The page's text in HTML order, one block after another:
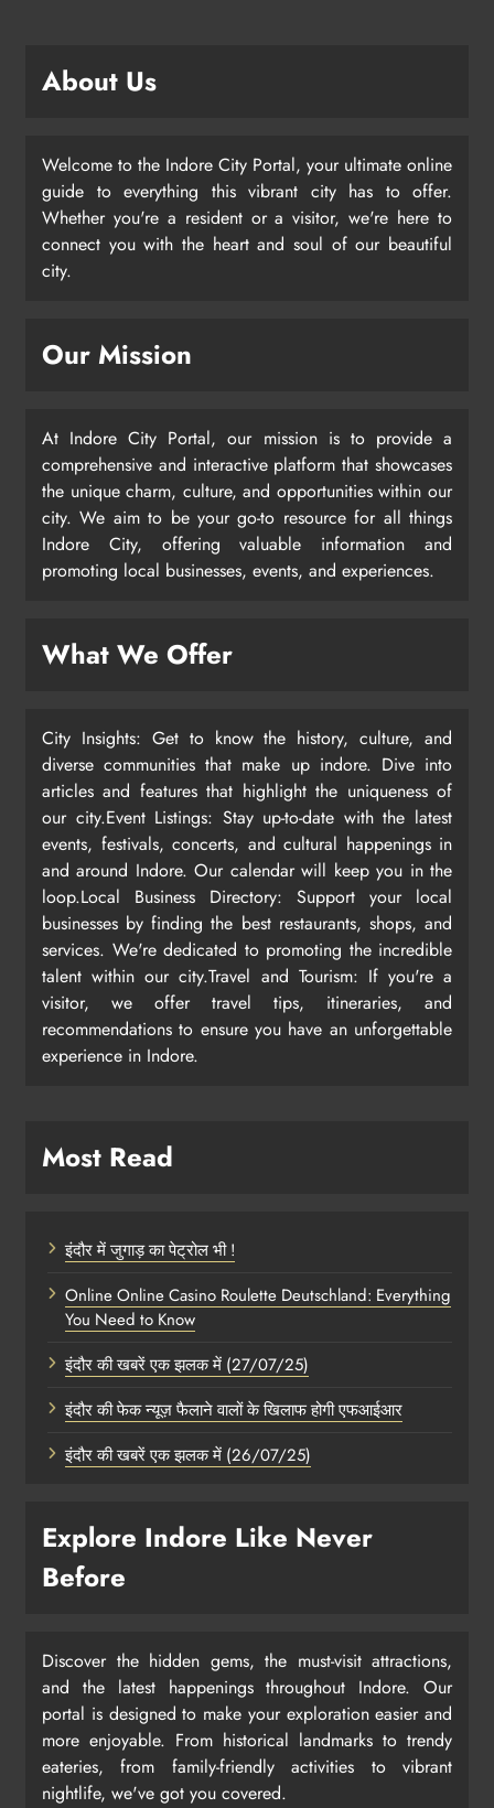
About Us
Welcome to the Indore City Portal, your ultimate online
guide to everything this vibrant city has to offer.
Whether you're a resident or a visitor, we're here to
connect you with the heart and soul of our beautiful
city.
Our Mission
At Indore City Portal, our mission is to provide a
comprehensive and interactive platform that showcases
the unique charm, culture, and opportunities within our
city. We aim to be your go-to resource for all things
Indore City, offering valuable information and
promoting local businesses, events, and experiences.
What We Offer
City Insights: Get to know the history, culture, and
diverse communities that make up indore. Dive into
articles and features that highlight the uniqueness of
our city.Event Listings: Stay up-to-date with the latest
events, festivals, concerts, and cultural happenings in
and around Indore. Our calendar will keep you in the
loop.Local Business Directory: Support your local
businesses by finding the best restaurants, shops, and
services. We're dedicated to promoting the incredible
talent within our city.Travel and Tourism: If you're a
visitor, we offer travel tips, itineraries, and
recommendations to ensure you have an unforgettable
experience in Indore.
Most Read
इंदौर में जुगाड़ का पेट्रोल भी !
Online Online Casino Roulette Deutschland: Everything
You Need to Know
इंदौर की खबरें एक झलक में (27/07/25)
इंदौर की फेक न्यूज़ फैलाने वालों के खिलाफ होगी एफआईआर
इंदौर की खबरें एक झलक में (26/07/25)
Explore Indore Like Never
Before
Discover the hidden gems, the must-visit attractions,
and the latest happenings throughout Indore. Our
portal is designed to make your exploration easier and
more enjoyable. From historical landmarks to trendy
eateries, from family-friendly activities to vibrant
nightlife, we've got you covered.